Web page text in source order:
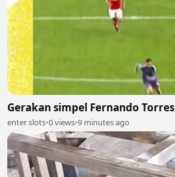
Gerakan simpel Fernando Torres
enter slots•0 views•9 minutes ago